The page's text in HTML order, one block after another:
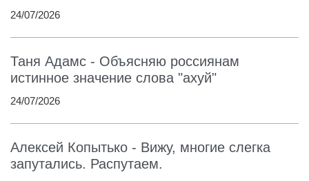
24/07/2026
Таня Адамс - Объясняю россиянам
истинное значение слова "ахуй"
24/07/2026
Алексей Копытько - Вижу, многие слегка
запутались. Распутаем.